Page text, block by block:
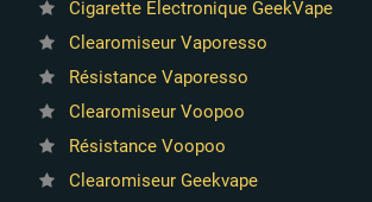
Cigarette Electronique GeekVape
Clearomiseur Vaporesso
Résistance Vaporesso
Clearomiseur Voopoo
Résistance Voopoo
Clearomiseur Geekvape